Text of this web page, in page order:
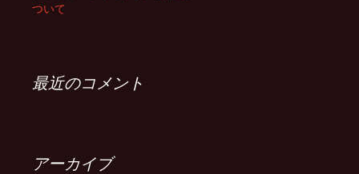
ついて
最近のコメント
アーカイブ